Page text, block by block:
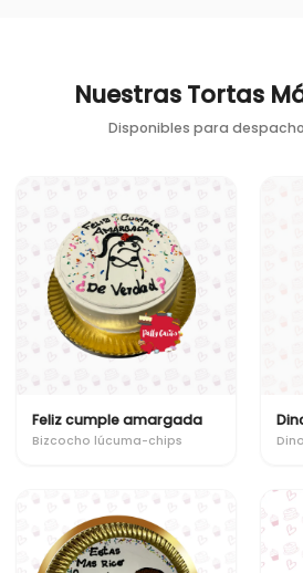
Nuestras Tortas
Disponibles para
Feliz cumple amargada
Bizcocho lúcuma-chips